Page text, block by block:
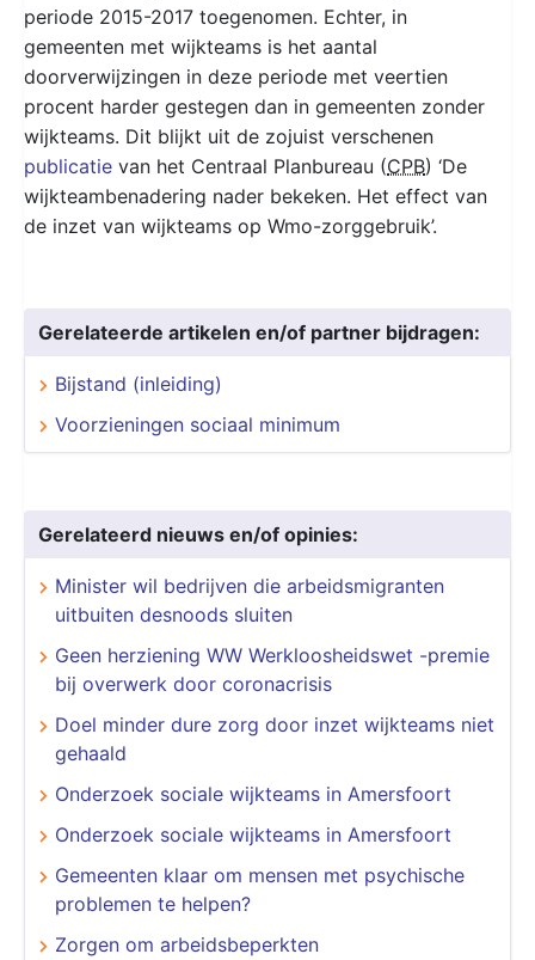
periode 2015-2017 toegenomen. Echter, in
gemeenten met wijkteams is het aantal
doorverwijzingen in deze periode met veertien
procent harder gestegen dan in gemeenten zonder
wijkteams. Dit blijkt uit de zojuist verschenen
publicatie van het Centraal Planbureau (CPB) ‘De
wijkteambenadering nader bekeken. Het effect van
de inzet van wijkteams op Wmo-zorggebruik’.
Gerelateerde artikelen en/of partner bijdragen:
Bijstand (inleiding)
Voorzieningen sociaal minimum
Gerelateerd nieuws en/of opinies:
Minister wil bedrijven die arbeidsmigranten
uitbuiten desnoods sluiten
Geen herziening WW Werkloosheidswet -premie
bij overwerk door coronacrisis
Doel minder dure zorg door inzet wijkteams niet
gehaald
Onderzoek sociale wijkteams in Amersfoort
Onderzoek sociale wijkteams in Amersfoort
Gemeenten klaar om mensen met psychische
problemen te helpen?
Zorgen om arbeidsbeperkten